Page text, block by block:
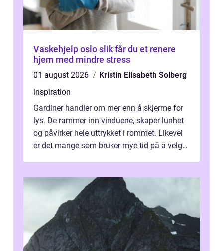
Vaskehjelp oslo slik får du et renere
hjem med mindre stress
01 august 2026
Kristin Elisabeth Solberg
inspiration
Gardiner handler om mer enn å skjerme for
lys. De rammer inn vinduene, skaper lunhet
og påvirker hele uttrykket i rommet. Likevel
er det mange som bruker mye tid på å velge